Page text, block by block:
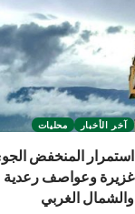
آخر الأخبار محليات
استمرار المنخفض
غزيرة وعواصف
والشمال الغربي